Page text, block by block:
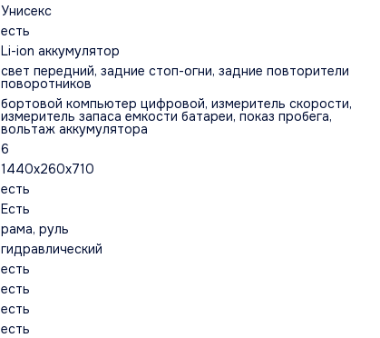
Унисекс
есть
Li-ion аккумулятор
свет передний, задние стоп-огни, задние повторители
поворотников
бортовой компьютер цифровой, измеритель скорости,
измеритель запаса емкости батареи, показ пробега,
вольтаж аккумулятора
6
1440x260x710
есть
Есть
рама, руль
гидравлический
есть
есть
есть
есть